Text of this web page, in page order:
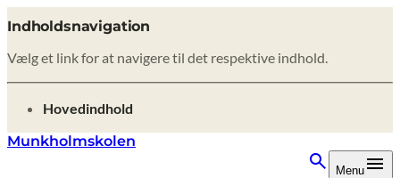
Indholdsnavigation
Vælg et link for at navigere til det respektive indhold.
gå til
Hovedindhold
Munkholmskolen
Menu